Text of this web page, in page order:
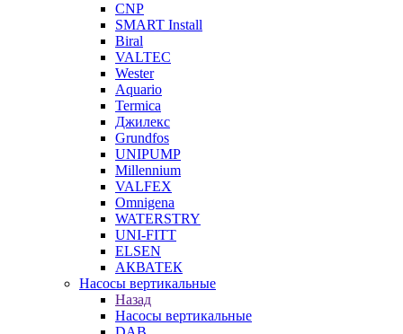
CNP
SMART Install
Biral
VALTEC
Wester
Aquario
Termica
Джилекс
Grundfos
UNIPUMP
Millennium
VALFEX
Omnigena
WATERSTRY
UNI-FITT
ELSEN
АКВАТЕК
Насосы вертикальные
Назад
Насосы вертикальные